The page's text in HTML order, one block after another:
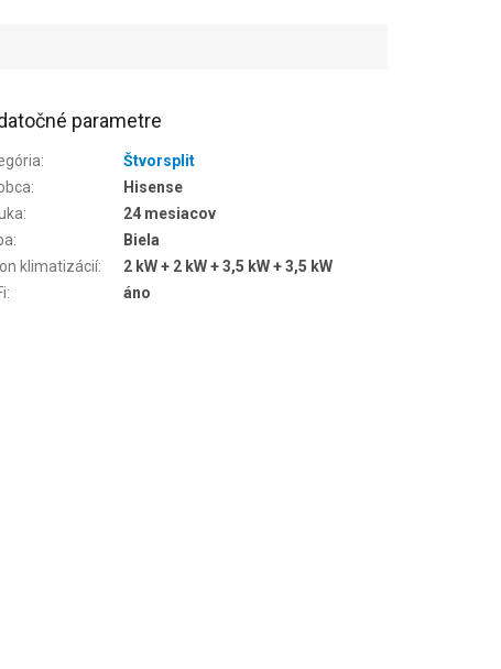
parametre
:
Štvorsplit
:
Hisense
:
24 mesiacov
:
Biela
klimatizácií:
2 kW + 2 kW + 3,5 kW + 3,5 kW
: áno